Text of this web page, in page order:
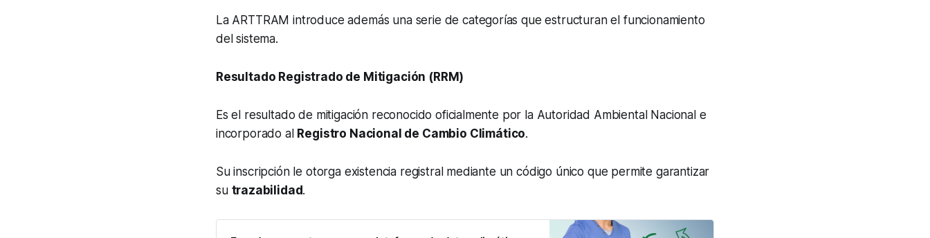
La ARTTRAM introduce además una serie de categorías que estructuran el funcionamiento
del sistema.
Resultado Registrado de Mitigación (RRM)
Es el resultado de mitigación reconocido oficialmente por la Autoridad Ambiental Nacional e
incorporado al Registro Nacional de Cambio Climático.
Su inscripción le otorga existencia registral mediante un código único que permite garantizar
su trazabilidad.